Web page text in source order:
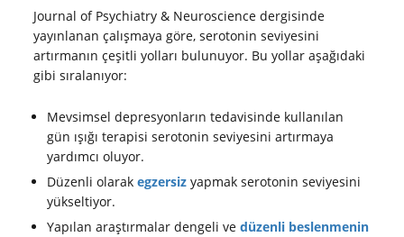
Journal of Psychiatry & Neuroscience dergisinde
yayınlanan çalışmaya göre, serotonin seviyesini
artırmanın çeşitli yolları bulunuyor. Bu yollar aşağıdaki
gibi sıralanıyor:
Mevsimsel depresyonların tedavisinde kullanılan
gün ışığı terapisi serotonin seviyesini artırmaya
yardımcı oluyor.
Düzenli olarakegzersiz yapmak serotonin seviyesini
yükseltiyor.
Yapılan araştırmalar dengeli vedüzenli beslenmenin